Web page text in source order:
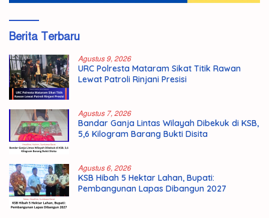
Berita Terbaru
Agustus 9, 2026
URC Polresta Mataram Sikat Titik Rawan
Lewat Patroli Rinjani Presisi
Agustus 7, 2026
Bandar Ganja Lintas Wilayah Dibekuk di KSB,
5,6 Kilogram Barang Bukti Disita
Agustus 6, 2026
KSB Hibah 5 Hektar Lahan, Bupati:
Pembangunan Lapas Dibangun 2027